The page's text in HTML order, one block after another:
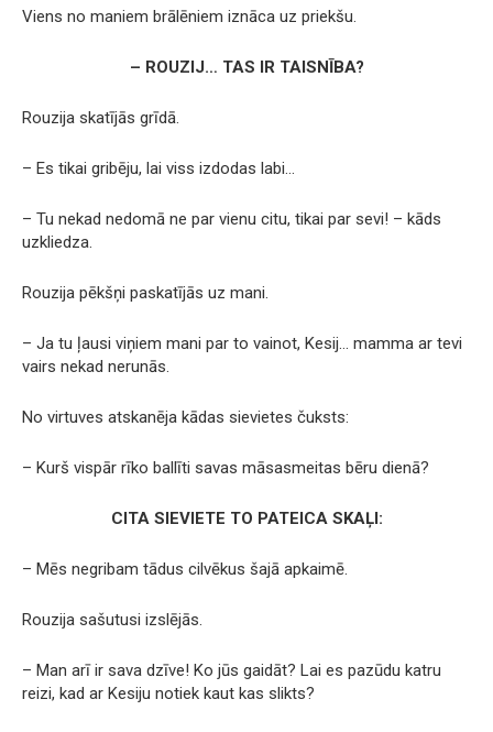
Viens no maniem brālēniem iznāca uz priekšu.
– ROUZIJ… TAS IR TAISNĪBA?
Rouzija skatījās grīdā.
– Es tikai gribēju, lai viss izdodas labi…
– Tu nekad nedomā ne par vienu citu, tikai par sevi! – kāds
uzkliedza.
Rouzija pēkšņi paskatījās uz mani.
– Ja tu ļausi viņiem mani par to vainot, Kesij… mamma ar tevi
vairs nekad nerunās.
No virtuves atskanēja kādas sievietes čuksts:
– Kurš vispār rīko ballīti savas māsasmeitas bēru dienā?
CITA SIEVIETE TO PATEICA SKAĻI:
– Mēs negribam tādus cilvēkus šajā apkaimē.
Rouzija sašutusi izslējās.
– Man arī ir sava dzīve! Ko jūs gaidāt? Lai es pazūdu katru
reizi, kad ar Kesiju notiek kaut kas slikts?